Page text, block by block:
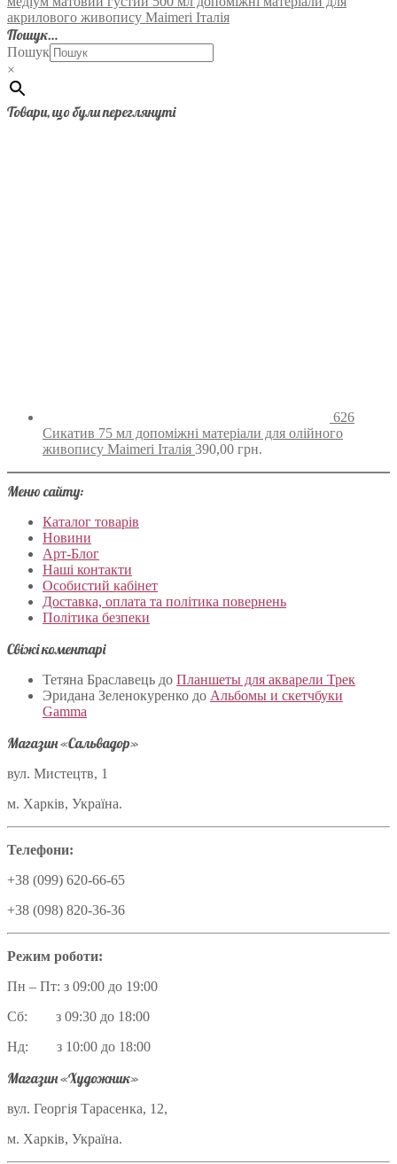
акрилового живопису Maimeri Італія
Пошук…
Пошук
×
Товари, що були переглянуті
626
Сикатив 75 мл допоміжні матеріали для олійного
живопису Maimeri Італія 390,00 грн.
Меню сайту:
Каталог товарів
Новини
Арт-Блог
Наші контакти
Особистий кабінет
Доставка, оплата та політика повернень
Політика безпеки
Свіжі коментарі
Тетяна Браславець до Планшеты для акварели Трек
Эридана Зеленокуренко до Альбомы и скетчбуки
Gamma
Магазин «Сальвадор»
вул. Мистецтв, 1
м. Харків, Україна.
Телефони:
+38 (099) 620-66-65
+38 (098) 820-36-36
Режим роботи:
Пн – Пт: з 09:00 до 19:00
Сб: з 09:30 до 18:00
Нд: з 10:00 до 18:00
Магазин «Художник»
вул. Георгія Тарасенка, 12,
м. Харків, Україна.